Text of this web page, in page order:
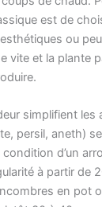
est de
ou
vite et la plante
simplifient les
persil, aneth)
d’un
à partir de
en pot